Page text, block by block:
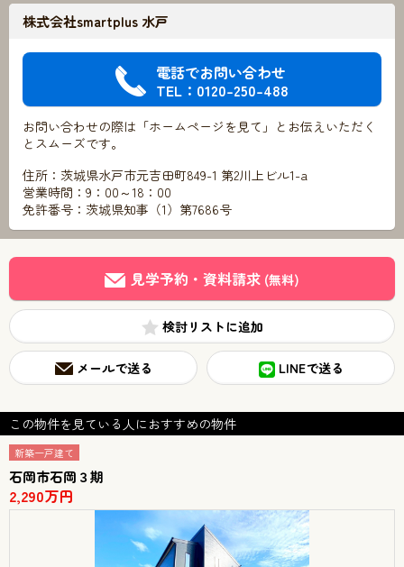
株式会社smartplus 水戸
電話でお問い合わせ
TEL：0120-250-488
お問い合わせの際は「ホームページを見て」とお伝えいただく
とスムーズです。
住所：茨城県水戸市元吉田町849-1 第2川上ビル1-a
営業時間：9：00～18：00
免許番号：茨城県知事（1）第7686号
見学予約・資料請求 (無料)
検討リスト
メールで送る LINEで送る
この物件を見ている人におすすめの物件
新築一戸建て
石岡市石岡３期
2,290万円